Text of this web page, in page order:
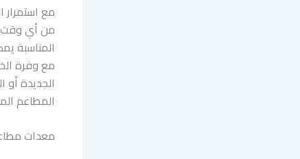
مع
من أي وقت
المناسبة
مع وفرة
الجديدة أو
المطاعم
معدات